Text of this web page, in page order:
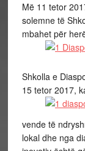
Më 11 tetor
solemne të
mbahet për
Shkolla e
15 tetor 2017,
vende të
lokal dhe nga